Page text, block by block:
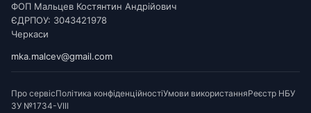
ФОП Мальцев Костянтин Андрійович
ЄДРПОУ: 3043421978
Черкаси
mka.malcev@gmail.com
Про сервісПолітика конфіденційностіУмови використанняРеєстр НБУ
ЗУ №1734-VIII